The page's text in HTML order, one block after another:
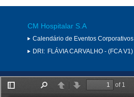
CM Hospitalar S.A
Calendário de Eventos Corporativos
DRI: FLÁVIA CARVALHO - (FCA V1)